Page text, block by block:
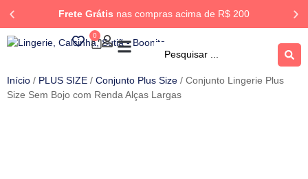
Frete Grátis nas compras acima de R$ 200
0
Início / PLUS SIZE / Conjunto Plus Size / Conjunto Lingerie Plus
Size Sem Bojo com Renda Alças Largas